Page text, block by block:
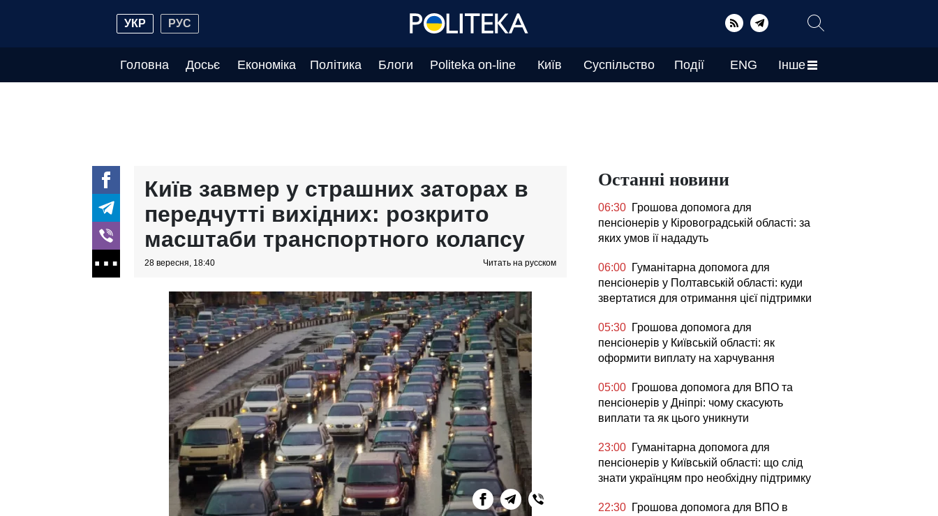
УКР РУС
Головна Досьє Економіка Політика Блоги Politeka on-line Київ Суспільство Події ENG Інше
Київ завмер у страшних заторах в
передчутті вихідних: розкрито
масштаби транспортного колапсу
28 вересня, 18:40 Читать на русском
Останні новини
06:30 Грошова допомога для
пенсіонерів у Кіровоградській області: за
яких умов ії нададуть
06:00 Гуманітарна допомога для
пенсіонерів у Полтавській області: куди
звертатися для отримання цієї підтримки
05:30 Грошова допомога для
пенсіонерів у Київській області: як
оформити виплату на харчування
05:00 Грошова допомога для ВПО та
пенсіонерів у Дніпрі: чому скасують
виплати та як цього уникнути
23:00 Гуманітарна допомога для
пенсіонерів у Київській області: що слід
знати українцям про необхідну підтримку
22:30 Грошова допомога для ВПО в